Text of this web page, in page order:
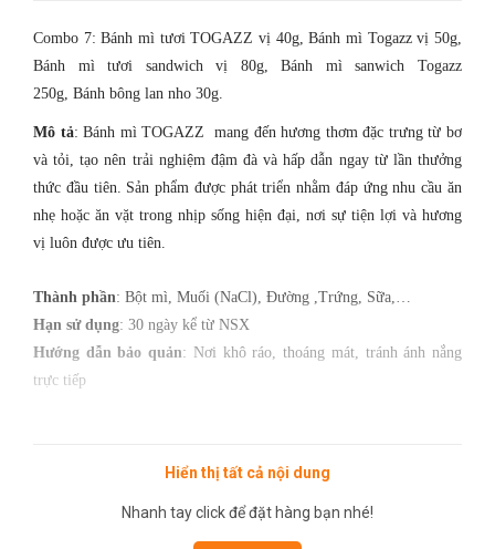
Combo 7: Bánh mì tươi TOGAZZ vị 40g, Bánh mì Togazz vị 50g,
Bánh mì tươi sandwich vị 80g, Bánh mì sanwich Togazz
250g, Bánh bông lan nho 30g.
Mô tả: Bánh mì TOGAZZ mang đến hương thơm đặc trưng từ bơ
và tỏi, tạo nên trải nghiệm đậm đà và hấp dẫn ngay từ lần thưởng
thức đầu tiên. Sản phẩm được phát triển nhằm đáp ứng nhu cầu ăn
nhẹ hoặc ăn vặt trong nhịp sống hiện đại, nơi sự tiện lợi và hương
vị luôn được ưu tiên.
Thành phần: Bột mì, Muối (NaCl), Đường ,Trứng, Sữa,…
Hạn sử dụng: 30 ngày kể từ NSX
Hướng dẫn bảo quản: Nơi khô ráo, thoáng mát, tránh ánh nắng
trực tiếp
Hiển thị tất cả nội dung
Nhanh tay click để đặt hàng bạn nhé!